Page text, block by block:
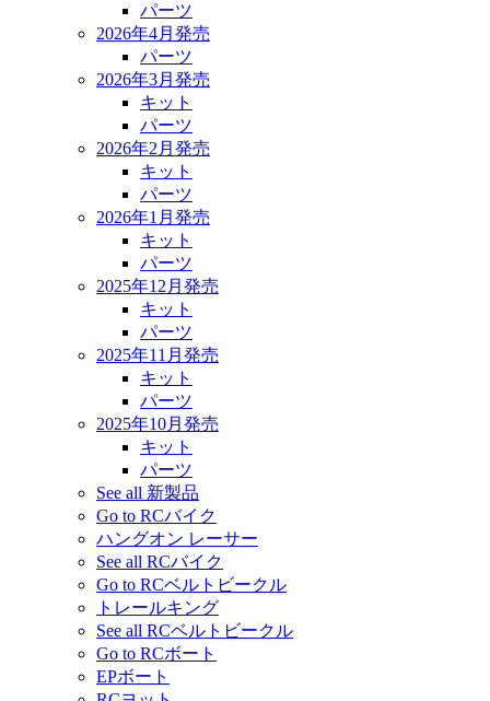
パーツ
2026年4月発売
パーツ
2026年3月発売
キット
パーツ
2026年2月発売
キット
パーツ
2026年1月発売
キット
パーツ
2025年12月発売
キット
パーツ
2025年11月発売
キット
パーツ
2025年10月発売
キット
パーツ
See all 新製品
Go to RCバイク
ハングオン レーサー
See all RCバイク
Go to RCベルトビークル
トレールキング
See all RCベルトビークル
Go to RCボート
EPボート